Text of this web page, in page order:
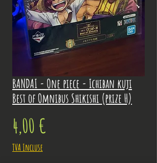
BANDAI - One piece - Ichiban kuji
Best of Omnibus Shikishi (prize H)
4,00 €
TVA Incluse